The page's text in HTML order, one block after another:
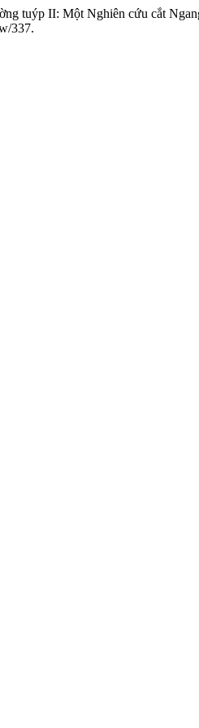
tuýp II: Một Nghiên cứu cắt
337.